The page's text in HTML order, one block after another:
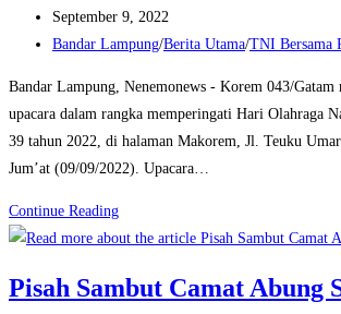
author:
Post
published:
September 9, 2022
Post
Bandar Lampung/Berita Utama/TNI Bersama
Bandar Lampung, Nenemonews - Korem 043/Gatam
upacara dalam rangka memperingati Hari Olahraga
39 tahun 2022, di halaman Makorem, Jl. Teuku
Jum’at (09/09/2022). Upacara…
Continue ReadingPeringati
Haornas
2022
Pisah Sambut Camat Abung